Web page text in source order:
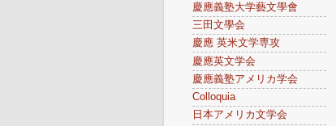
慶應義塾大学藝文學會
三田文學会
慶應 英米文学専攻
慶應英文学会
慶應義塾アメリカ学会
Colloquia
日本アメリカ文学会